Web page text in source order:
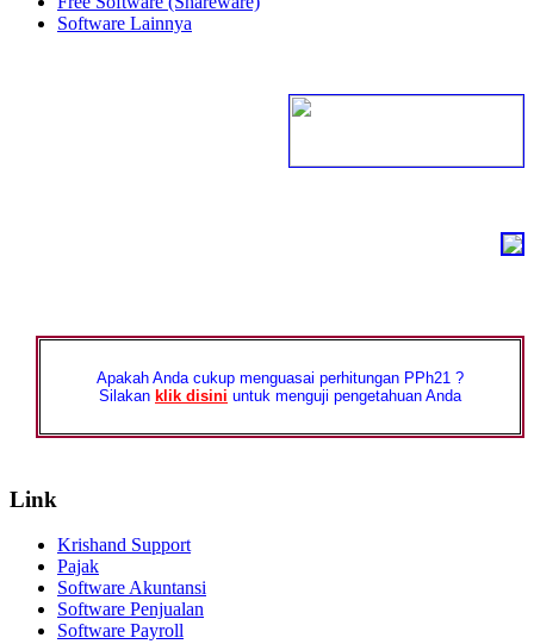
Software Lainnya
Apakah Anda cukup menguasai perhitungan PPh21 ?
Silakan klik disini untuk menguji pengetahuan Anda
Link
Krishand Support
Pajak
Software Akuntansi
Software Penjualan
Software Payroll